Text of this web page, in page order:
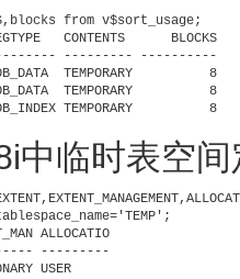
from v$sort_usage;
CONTENTS      BLOCKS
--------- ----------
TEMPORARY          8
TEMPORARY          8
TEMPORARY          8
中临时表空
ALLOCATIO
---------
USER